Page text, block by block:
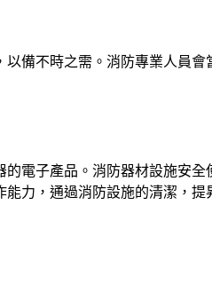
備不時之需。消防專業人員
電子產品。消防器材設施安
力，通過消防設施的清潔，